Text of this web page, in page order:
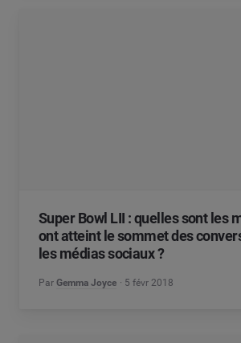
Super Bowl LII : quelles sont les
ont atteint le sommet des
les médias sociaux ?
Par Gemma Joyce 5 févr 2018